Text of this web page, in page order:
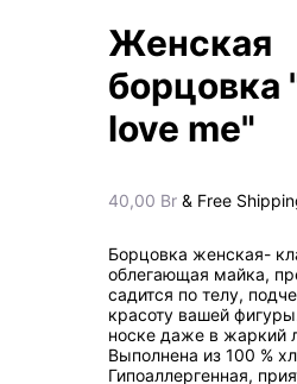
Женская
борцовка
love me"
40,00 Br & Free
Борцовка женская-
облегающая майка,
садится по телу,
красоту вашей
носке даже в жаркий
Выполнена из 100 %
Гипоаллергенная,